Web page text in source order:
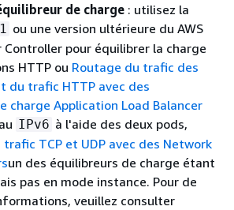
de charge : utilisez la
ou une version ultérieure du AWS
Controller pour équilibrer la charge
HTTP ou Routage du trafic des
du trafic HTTP avec des
charge Application Load Balancer
IPv6 à l'aide des deux pods,
trafic TCP et UDP avec des Network
un des équilibreurs de charge étant
pas en mode instance. Pour de
veuillez consulter